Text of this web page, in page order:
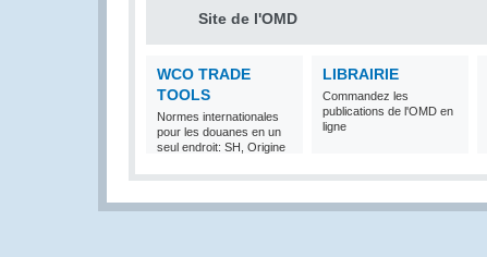
Site de l'OMD
WCO TRADE
TOOLS
Normes internationales
pour les douanes en un
seul endroit: SH, Origine
LIBRAIRIE
Commandez les
publications de l'OMD en
ligne